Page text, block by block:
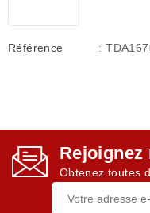
Référence :
Rejoignez
Obtenez toutes